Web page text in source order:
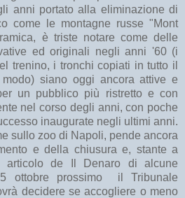
anni portato alla eliminazione di
come le montagne russe "Mont
è triste notare come delle
ed originali negli anni '60 (i
trenino, i tronchi copiati in tutto il
siano oggi ancora attive e
un pubblico più ristretto e con
nel corso degli anni, con poche
inaugurate negli ultimi anni.
sullo zoo di Napoli, pende ancora
e della chiusura e, stante a
articolo de Il Denaro di alcune
ottobre prossimo il Tribunale
decidere se accogliere o meno